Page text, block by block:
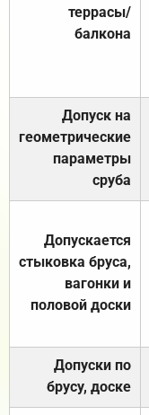
террасы/
балкона
Допуск на
геометрические
параметры
сруба
Допускается
стыковка бруса,
вагонки и
половой доски
Допуски по
брусу, доске